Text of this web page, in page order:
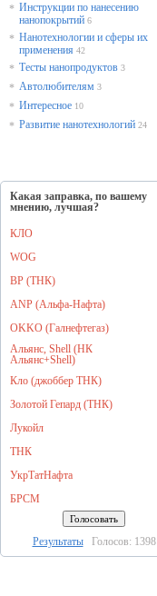
* Инструкции по нанесению
нанопокрытий 6
* Нанотехнологии и сферы их
применения 42
* Тесты нанопродуктов 3
* Автолюбителям 3
* Интересное 10
* Развитие нанотехнологий 24
Какая заправка, по вашему
мнению, лучшая?
КЛО
WOG
BP (ТНК)
ANP (Альфа-Нафта)
OKKO (Галнефтегаз)
Альянс, Shell (НК
Альянс+Shell)
Кло (джоббер ТНК)
Золотой Гепард (ТНК)
Лукойл
ТНК
УкрТатНафта
БРСМ
РезультатыГолосов: 1398